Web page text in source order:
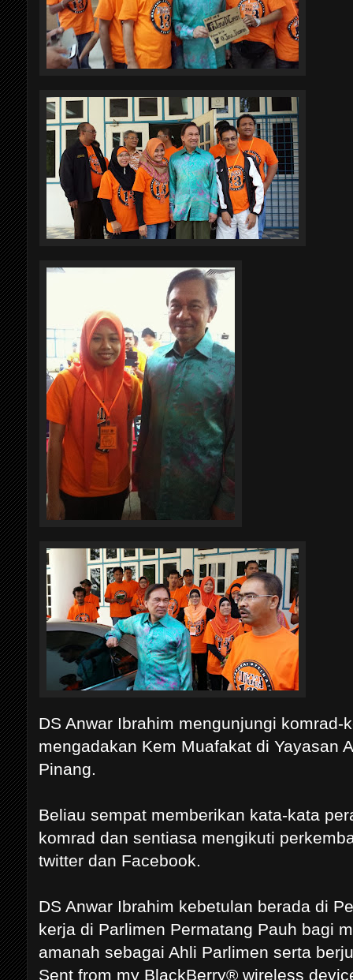
DS Anwar Ibrahim mengunjungi
mengadakan Kem Muafakat di Yayasan
Pinang.
Beliau sempat memberikan kata-kata
komrad dan sentiasa mengikuti
twitter dan Facebook.
DS Anwar Ibrahim kebetulan berada di
kerja di Parlimen Permatang Pauh bagi
amanah sebagai Ahli Parlimen serta
Sent from my BlackBerry® wireless